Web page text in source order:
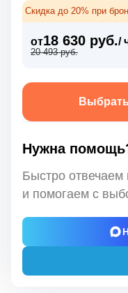
Скидка до 20% при
от18 630 руб./
20 493 руб.
Нужна
Быстро отвечаем
и помогаем с